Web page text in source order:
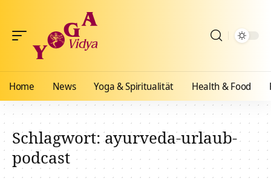
Home News Yoga & Spiritualität Health & Food
Schlagwort:ayurveda-urlaub-
podcast